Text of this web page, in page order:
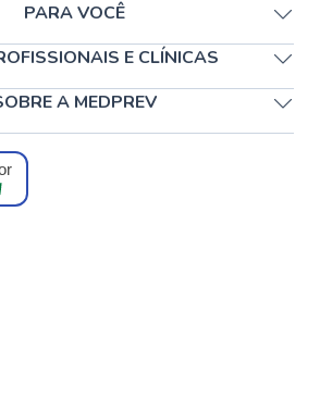
PARA VOCÊ
E CLÍNICAS
A MEDPREV